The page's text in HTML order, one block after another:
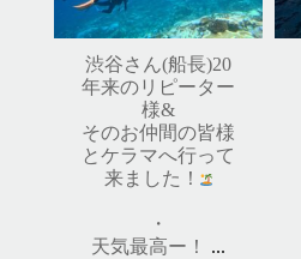
渋谷さん(船長)20
年来のリピーター
様&
そのお仲間の皆様
とケラマへ行って
来ました！
・
天気最高ー！
...